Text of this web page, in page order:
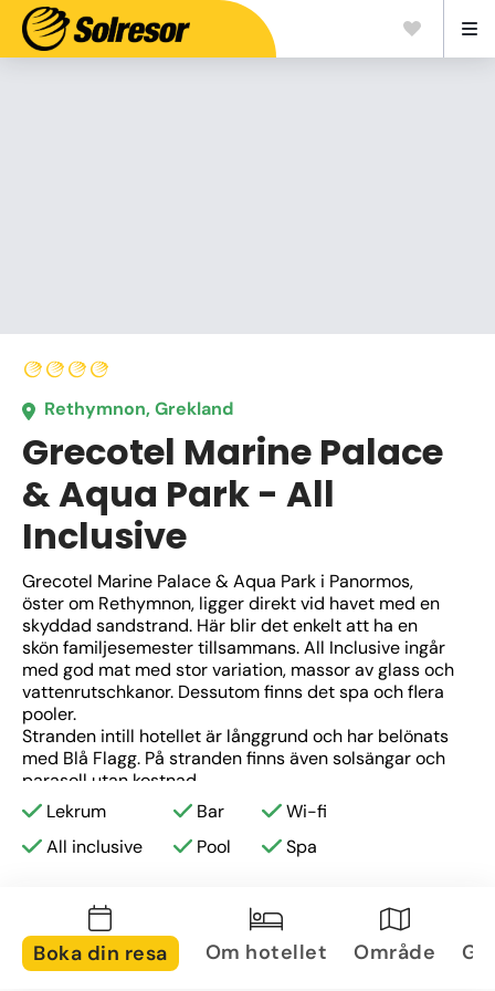
Rethymnon, Grekland
Grecotel Marine Palace
& Aqua Park - All
Inclusive
Grecotel Marine Palace & Aqua Park i Panormos,
öster om Rethymnon, ligger direkt vid havet med en
skyddad sandstrand. Här blir det enkelt att ha en
skön familjesemester tillsammans. All Inclusive ingår
med god mat med stor variation, massor av glass och
vattenrutschkanor. Dessutom finns det spa och flera
pooler.
Stranden intill hotellet är långgrund och har belönats
med Blå Flagg. På stranden finns även solsängar och
parasoll utan kostnad.
Här finns en pool för varje sinnesstämning. Stora
pooler, saltvattenpooler, barnpooler samt en
Kingdom of Poseidon med ett stort antal
vattenrutschkanor för alla åldrar. När barnen vill ta en
paus från vattenlekarna kan de hämta så mycket
Lekrum Bar
Wi-fi
All inclusive
Pool Spa
Boka din resa Om hotellet Område